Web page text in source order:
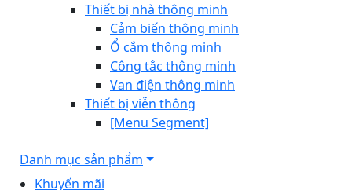
Thiết bị nhà thông minh
Cảm biến thông minh
Ổ cắm thông minh
Công tắc thông minh
Van điện thông minh
Thiết bị viễn thông
[Menu Segment]
Danh mục sản phẩm
Khuyến mãi